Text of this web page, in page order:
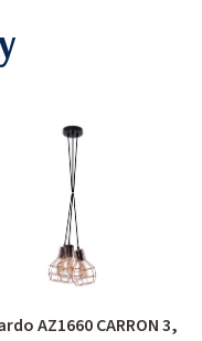
AZ1660 CARRON 3,